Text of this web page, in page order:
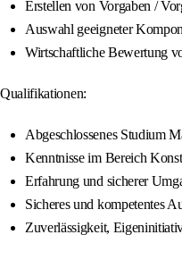
Erstellen von Vorgaben /
Auswahl geeigneter
Wirtschaftliche Bewertung
Qualifikationen:
Abgeschlossenes Studium
Kenntnisse im Bereich
Erfahrung und sicherer
Sicheres und kompetentes
Zuverlässigkeit,